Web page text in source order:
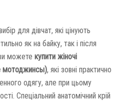
для дівчат, які цінують
як на байку, так і після
можете купити жіночі
мотоджинсы), які зовні практично
одягу, але при цьому
Спеціальний анатомічний крій